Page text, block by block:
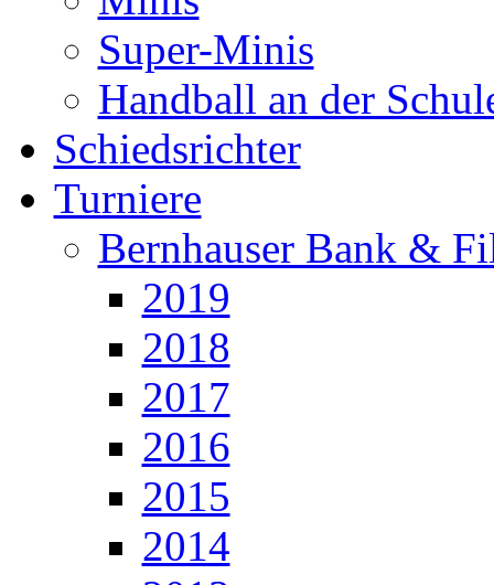
Super-Minis
Handball an der
Schiedsrichter
Turniere
Bernhauser Bank &
2019
2018
2017
2016
2015
2014